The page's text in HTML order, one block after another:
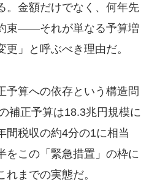
。金額だけでなく、何年先
束——それが単なる予算増
」と呼ぶべき理由だ。
予算への依存という構造問
補正予算は18.3兆円規模に
間税収の約4分の1に相当
をこの「緊急措置」の枠に
までの実態だ。